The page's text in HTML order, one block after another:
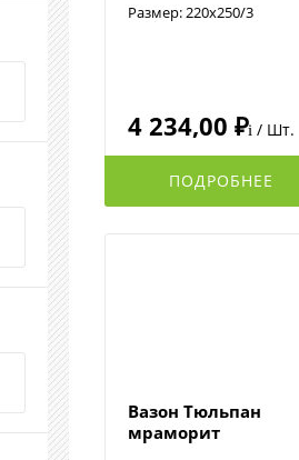
Размер: 220x250/3
4 234,00 ₽i / Шт.
ПОДРОБНЕЕ
Вазон Тюльпан
мраморит